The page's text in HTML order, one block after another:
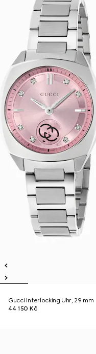
Gucci Interlocking Uhr, 29 mm
44 150 Kč